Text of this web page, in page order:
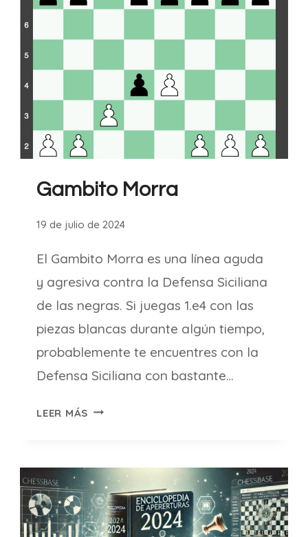
Gambito Morra
19 de julio de 2024
El Gambito Morra es una línea aguda
y agresiva contra la Defensa Siciliana
de las negras. Si juegas 1.e4 con las
piezas blancas durante algún tiempo,
probablemente te encuentres con la
Defensa Siciliana con bastante…
LEER MÁS GAMBITO